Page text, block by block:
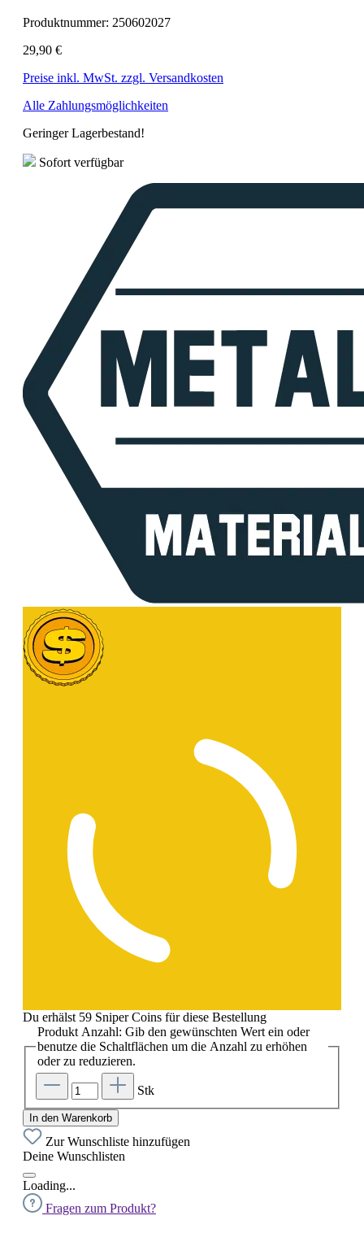
Produktnummer: 250602027
29,90 €
Preise inkl. MwSt. zzgl. Versandkosten
Alle Zahlungsmöglichkeiten
Geringer Lagerbestand!
Sofort verfügbar
Du erhälst 59 Sniper Coins für diese Bestellung
Produkt Anzahl: Gib den gewünschten Wert ein oder
benutze die Schaltflächen um die Anzahl zu erhöhen
oder zu reduzieren.
Stk
In den Warenkorb
Zur Wunschliste hinzufügen
Deine Wunschlisten
Loading...
Fragen zum Produkt?